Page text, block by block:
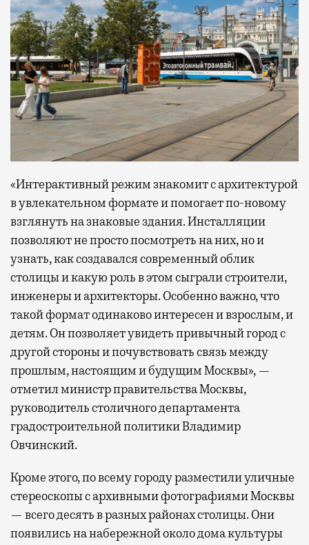
«Интерактивный режим знакомит с архитектурой
в увлекательном формате и помогает по-новому
взглянуть на знаковые здания. Инсталляции
позволяют не просто посмотреть на них, но и
узнать, как создавался современный облик
столицы и какую роль в этом сыграли строители,
инженеры и архитекторы. Особенно важно, что
такой формат одинаково интересен и взрослым, и
детям. Он позволяет увидеть привычный город с
другой стороны и почувствовать связь между
прошлым, настоящим и будущим Москвы», —
отметил министр правительства Москвы,
руководитель столичного департамента
градостроительной политики Владимир
Овчинский.
Кроме этого, по всему городу разместили уличные
стереоскопы с архивными фотографиями Москвы
— всего десять в разных районах столицы. Они
появились на набережной около дома культуры